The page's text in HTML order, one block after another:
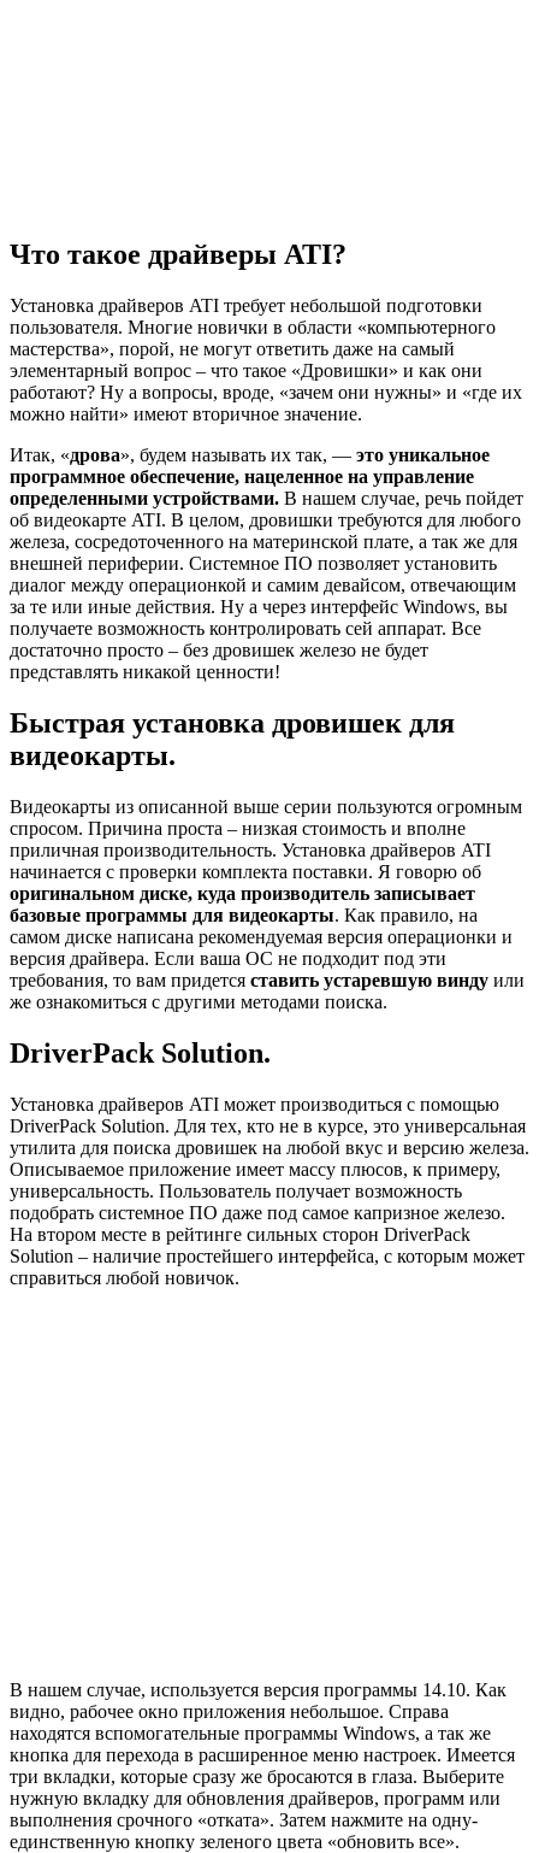
Что такое драйверы ATI?
Установка драйверов ATI требует небольшой подготовки
пользователя. Многие новички в области «компьютерного
мастерства», порой, не могут ответить даже на самый
элементарный вопрос – что такое «Дровишки» и как они
работают? Ну а вопросы, вроде, «зачем они нужны» и «где их
можно найти» имеют вторичное значение.
Итак, «дрова», будем называть их так, — это уникальное
программное обеспечение, нацеленное на управление
определенными устройствами. В нашем случае, речь пойдет
об видеокарте ATI. В целом, дровишки требуются для любого
железа, сосредоточенного на материнской плате, а так же для
внешней периферии. Системное ПО позволяет установить
диалог между операционкой и самим девайсом, отвечающим
за те или иные действия. Ну а через интерфейс Windows, вы
получаете возможность контролировать сей аппарат. Все
достаточно просто – без дровишек железо не будет
представлять никакой ценности!
Быстрая установка дровишек для
видеокарты.
Видеокарты из описанной выше серии пользуются огромным
спросом. Причина проста – низкая стоимость и вполне
приличная производительность. Установка драйверов ATI
начинается с проверки комплекта поставки. Я говорю об
оригинальном диске, куда производитель записывает
базовые программы для видеокарты. Как правило, на
самом диске написана рекомендуемая версия операционки и
версия драйвера. Если ваша ОС не подходит под эти
требования, то вам придется ставить устаревшую винду или
же ознакомиться с другими методами поиска.
DriverPack Solution.
Установка драйверов ATI может производиться с помощью
DriverPack Solution. Для тех, кто не в курсе, это универсальная
утилита для поиска дровишек на любой вкус и версию железа.
Описываемое приложение имеет массу плюсов, к примеру,
универсальность. Пользователь получает возможность
подобрать системное ПО даже под самое капризное железо.
На втором месте в рейтинге сильных сторон DriverPack
Solution – наличие простейшего интерфейса, с которым может
справиться любой новичок.
В нашем случае, используется версия программы 14.10. Как
видно, рабочее окно приложения небольшое. Справа
находятся вспомогательные программы Windows, а так же
кнопка для перехода в расширенное меню настроек. Имеется
три вкладки, которые сразу же бросаются в глаза. Выберите
нужную вкладку для обновления драйверов, программ или
выполнения срочного «отката». Затем нажмите на одну-
единственную кнопку зеленого цвета «обновить все».